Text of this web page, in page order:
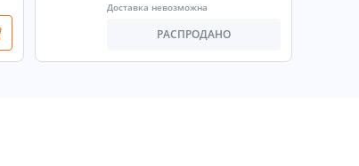
Доставка невозможна
РАСПРОДАНО